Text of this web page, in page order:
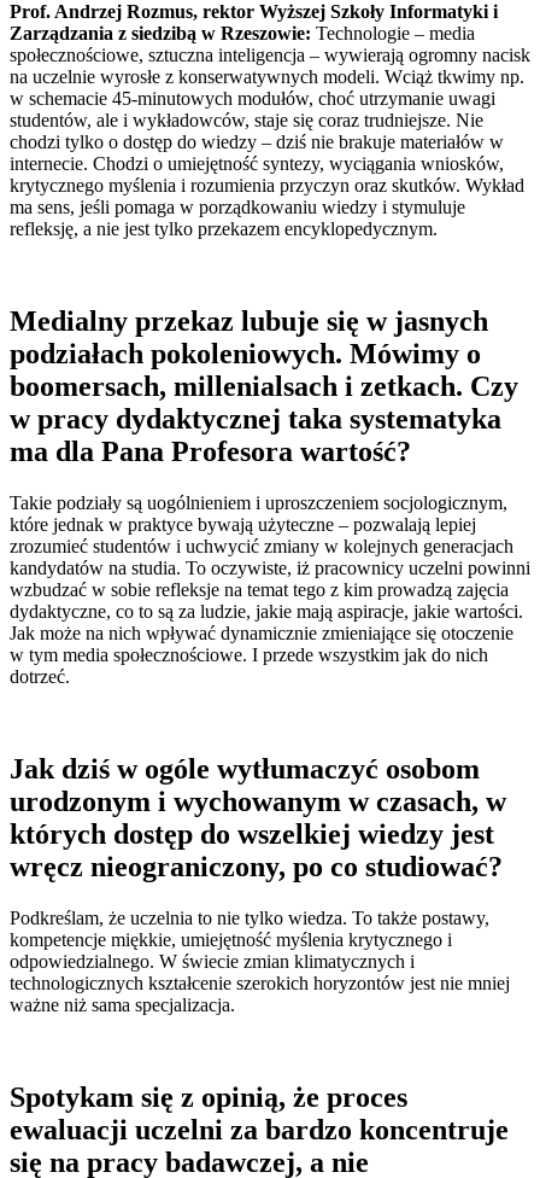
Prof. Andrzej Rozmus, rektor Wyższej Szkoły Informatyki i
Zarządzania z siedzibą w Rzeszowie: Technologie – media
społecznościowe, sztuczna inteligencja – wywierają ogromny nacisk
na uczelnie wyrosłe z konserwatywnych modeli. Wciąż tkwimy np.
w schemacie 45-minutowych modułów, choć utrzymanie uwagi
studentów, ale i wykładowców, staje się coraz trudniejsze. Nie
chodzi tylko o dostęp do wiedzy – dziś nie brakuje materiałów w
internecie. Chodzi o umiejętność syntezy, wyciągania wniosków,
krytycznego myślenia i rozumienia przyczyn oraz skutków. Wykład
ma sens, jeśli pomaga w porządkowaniu wiedzy i stymuluje
refleksję, a nie jest tylko przekazem encyklopedycznym.
Medialny przekaz lubuje się w jasnych
podziałach pokoleniowych. Mówimy o
boomersach, millenialsach i zetkach. Czy
w pracy dydaktycznej taka systematyka
ma dla Pana Profesora wartość?
Takie podziały są uogólnieniem i uproszczeniem socjologicznym,
które jednak w praktyce bywają użyteczne – pozwalają lepiej
zrozumieć studentów i uchwycić zmiany w kolejnych generacjach
kandydatów na studia. To oczywiste, iż pracownicy uczelni powinni
wzbudzać w sobie refleksje na temat tego z kim prowadzą zajęcia
dydaktyczne, co to są za ludzie, jakie mają aspiracje, jakie wartości.
Jak może na nich wpływać dynamicznie zmieniające się otoczenie
w tym media społecznościowe. I przede wszystkim jak do nich
dotrzeć.
Jak dziś w ogóle wytłumaczyć osobom
urodzonym i wychowanym w czasach, w
których dostęp do wszelkiej wiedzy jest
wręcz nieograniczony, po co studiować?
Podkreślam, że uczelnia to nie tylko wiedza. To także postawy,
kompetencje miękkie, umiejętność myślenia krytycznego i
odpowiedzialnego. W świecie zmian klimatycznych i
technologicznych kształcenie szerokich horyzontów jest nie mniej
ważne niż sama specjalizacja.
Spotykam się z opinią, że proces
ewaluacji uczelni za bardzo koncentruje
się na pracy badawczej, a nie